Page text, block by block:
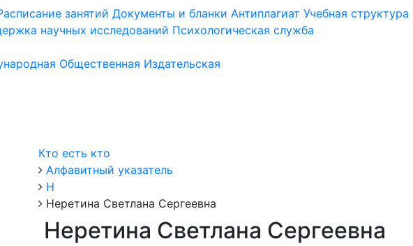
занятий Документы и бланки Антиплагиат Учебная структура
научных исследований Психологическая служба
Общественная Издательская
Кто есть кто
Алфавитный указатель
Н
Неретина Светлана Сергеевна
Неретина Светлана Сергеевна